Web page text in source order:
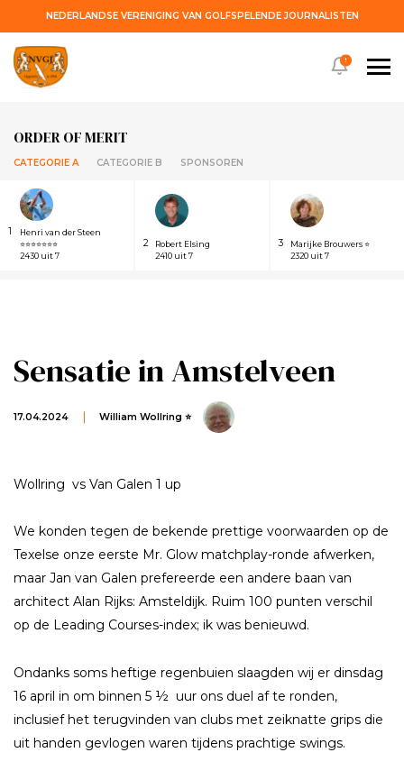
NEDERLANDSE VERENIGING VAN GOLFSPELENDE JOURNALISTEN
ORDER OF MERIT
CATEGORIE A CATEGORIE B SPONSOREN
1
Henri van der Steen
⭐⭐⭐⭐⭐⭐⭐
2430 uit 7
2
Robert Elsing
2410 uit 7
3
Marijke Brouwers ⭐
2320 uit 7
!
Sensatie in Amstelveen
17.04.2024 William Wollring ⭐
Wollring vs Van Galen 1 up
We konden tegen de bekende prettige voorwaarden op de
Texelse onze eerste Mr. Glow matchplay-ronde afwerken,
maar Jan van Galen prefereerde een andere baan van
architect Alan Rijks: Amsteldijk. Ruim 100 punten verschil
op de Leading Courses-index; ik was benieuwd.
Ondanks soms heftige regenbuien slaagden wij er dinsdag
16 april in om binnen 5 ½ uur ons duel af te ronden,
inclusief het terugvinden van clubs met zeiknatte grips die
uit handen gevlogen waren tijdens prachtige swings.